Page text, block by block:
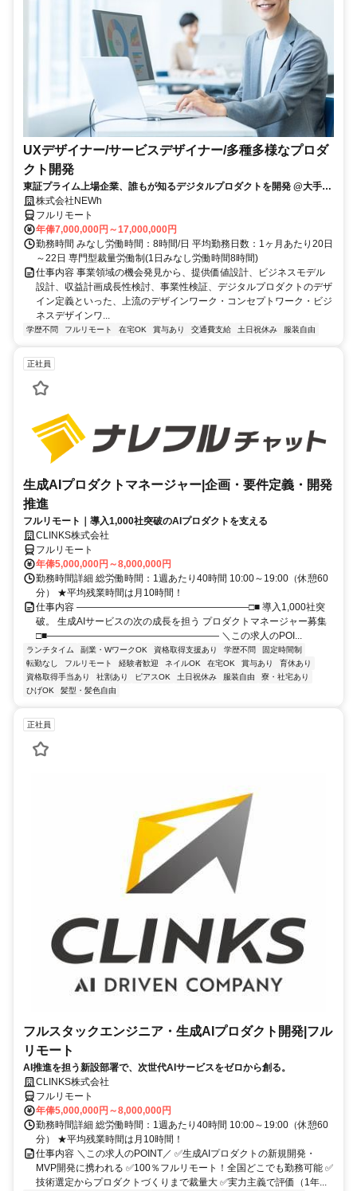
UXデザイナー/サービスデザイナー/多種多様なプロダ
クト開発
東証プライム上場企業、誰もが知るデジタルプロダクトを開発 @大手町
駅 株式会社NEWh
フルリモート
年俸7,000,000円～17,000,000円
勤務時間 みなし労働時間：8時間/日 平均勤務日数：1ヶ月あたり20日
～22日 専門型裁量労働制(1日みなし労働時間8時間)
仕事内容 事業領域の機会発見から、提供価値設計、ビジネスモデル
設計、収益計画成長性検討、事業性検証、デジタルプロダクトのデザ
イン定義といった、上流のデザインワーク・コンセプトワーク・ビジ
ネスデザインワ...
学歴不問 フルリモート 在宅OK 賞与あり 交通費支給 土日祝休み 服装自由
正社員
生成AIプロダクトマネージャー|企画・要件定義・開発
推進
フルリモート｜導入1,000社突破のAIプロダクトを支える
CLINKS株式会社
フルリモート
年俸5,000,000円～8,000,000円
勤務時間詳細 総労働時間：1週あたり40時間 10:00～19:00（休憩60
分） ★平均残業時間は月10時間！
仕事内容 ――――――――――――――――――□■ 導入1,000社突
破。 生成AIサービスの次の成長を担う プロダクトマネージャー募集
□■―――――――――――――――――― ＼この求人のPOI...
ランチタイム 副業・WワークOK 資格取得支援あり 学歴不問
固定時間制
転勤なし
フルリモート 経験者歓迎 ネイルOK 在宅OK 賞与あり
育休あり
資格取得手当あり
社割あり ピアスOK 土日祝休み 服装自由
寮・社宅あり
ひげOK
髪型・髪色自由
正社員
フルスタックエンジニア・生成AIプロダクト開発|フル
リモート
AI推進を担う新設部署で、次世代AIサービスをゼロから創る。
CLINKS株式会社
フルリモート
年俸5,000,000円～8,000,000円
勤務時間詳細 総労働時間：1週あたり40時間 10:00～19:00（休憩60
分） ★平均残業時間は月10時間！
仕事内容 ＼この求人のPOINT／ ✅生成AIプロダクトの新規開発・
MVP開発に携われる ✅100％フルリモート！全国どこでも勤務可能 ✅
技術選定からプロダクトづくりまで裁量大 ✅実力主義で評価（1年...